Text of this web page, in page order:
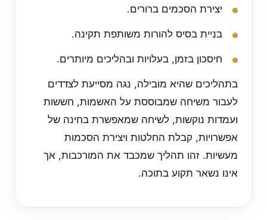
יצירת הסכמים ברורים.
בניית בסיס להורות משותפת תקינה.
חיסכון בזמן, בעלויות ובהליכים מיותרים.
בתהליכים שהיא מובילה, נגה מסייעת לצדדים
לעבור משיחה שמבוססת על האשמות, חששות
ועמדות נוקשות, לשיחה שמאפשרת בחינה של
אפשרויות, קבלת החלטות ויצירת הסכמות
מעשיות. זהו תהליך שמכבד את המורכבות, אך
אינו נשאר תקוע בתוכה.